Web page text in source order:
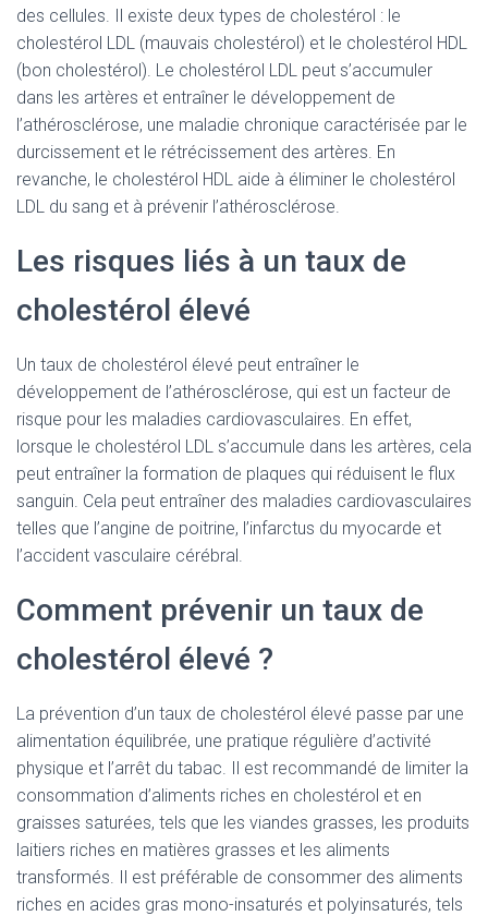
des cellules. Il existe deux types de cholestérol : le
cholestérol LDL (mauvais cholestérol) et le cholestérol HDL
(bon cholestérol). Le cholestérol LDL peut s’accumuler
dans les artères et entraîner le développement de
l’athérosclérose, une maladie chronique caractérisée par le
durcissement et le rétrécissement des artères. En
revanche, le cholestérol HDL aide à éliminer le cholestérol
LDL du sang et à prévenir l’athérosclérose.
Les risques liés à un taux de
cholestérol élevé
Un taux de cholestérol élevé peut entraîner le
développement de l’athérosclérose, qui est un facteur de
risque pour les maladies cardiovasculaires. En effet,
lorsque le cholestérol LDL s’accumule dans les artères, cela
peut entraîner la formation de plaques qui réduisent le flux
sanguin. Cela peut entraîner des maladies cardiovasculaires
telles que l’angine de poitrine, l’infarctus du myocarde et
l’accident vasculaire cérébral.
Comment prévenir un taux de
cholestérol élevé ?
La prévention d’un taux de cholestérol élevé passe par une
alimentation équilibrée, une pratique régulière d’activité
physique et l’arrêt du tabac. Il est recommandé de limiter la
consommation d’aliments riches en cholestérol et en
graisses saturées, tels que les viandes grasses, les produits
laitiers riches en matières grasses et les aliments
transformés. Il est préférable de consommer des aliments
riches en acides gras mono-insaturés et polyinsaturés, tels